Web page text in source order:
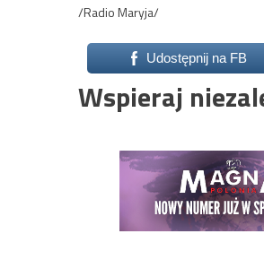
/Radio Maryja/
Udostępnij na FB
Wspieraj